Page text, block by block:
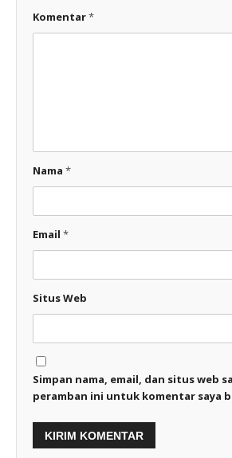
Komentar*
Nama *
Email *
Situs Web
Simpan nama, email, dan situs web
peramban ini untuk komentar saya